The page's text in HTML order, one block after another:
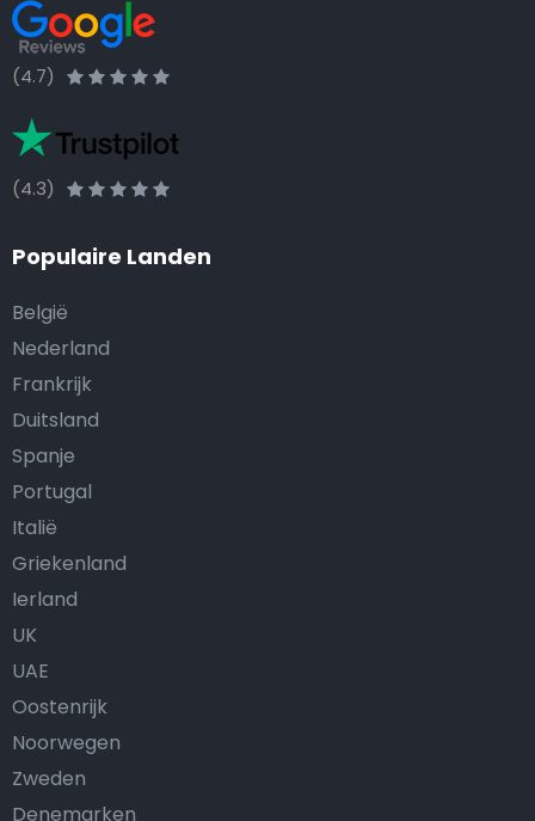
(4.7)
(4.3)
Populaire Landen
België
Nederland
Frankrijk
Duitsland
Spanje
Portugal
Italië
Griekenland
Ierland
UK
UAE
Oostenrijk
Noorwegen
Zweden
Denemarken